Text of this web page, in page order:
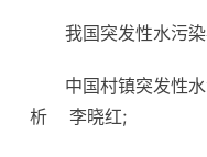
我国突发性水污
中国村镇突发性
析 李晓红;